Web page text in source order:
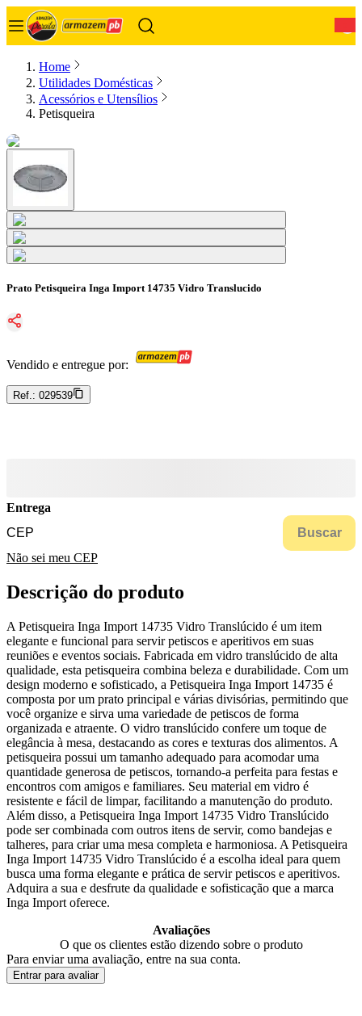
Home
Utilidades Domésticas
Acessórios e Utensílios
Petisqueira
Prato Petisqueira Inga Import 14735 Vidro Translucido
Vendido e entregue por:
Ref.: 029539
Entrega
Buscar
Não sei meu CEP
Descrição do produto
A Petisqueira Inga Import 14735 Vidro Translúcido é um item
elegante e funcional para servir petiscos e aperitivos em suas
reuniões e eventos sociais. Fabricada em vidro translúcido de alta
qualidade, esta petisqueira combina beleza e durabilidade. Com um
design moderno e sofisticado, a Petisqueira Inga Import 14735 é
composta por um prato principal e várias divisórias, permitindo que
você organize e sirva uma variedade de petiscos de forma
organizada e atraente. O vidro translúcido confere um toque de
elegância à mesa, destacando as cores e texturas dos alimentos. A
petisqueira possui um tamanho adequado para acomodar uma
quantidade generosa de petiscos, tornando-a perfeita para festas e
encontros com amigos e familiares. Seu material em vidro é
resistente e fácil de limpar, facilitando a manutenção do produto.
Além disso, a Petisqueira Inga Import 14735 Vidro Translúcido
pode ser combinada com outros itens de servir, como bandejas e
talheres, para criar uma mesa completa e harmoniosa. A Petisqueira
Inga Import 14735 Vidro Translúcido é a escolha ideal para quem
busca uma forma elegante e prática de servir petiscos e aperitivos.
Adquira a sua e desfrute da qualidade e sofisticação que a marca
Inga Import oferece.
Avaliações
O que os clientes estão dizendo sobre o produto
Para enviar uma avaliação, entre na sua conta.
Entrar para avaliar